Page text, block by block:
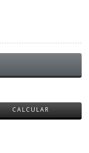
CALCULAR